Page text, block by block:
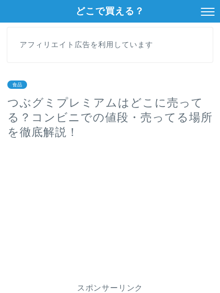
どこで買える？
アフィリエイト広告を利用しています
食品
つぶグミプレミアムはどこに売って
る？コンビニでの値段・売ってる場所
を徹底解説！
スポンサーリンク